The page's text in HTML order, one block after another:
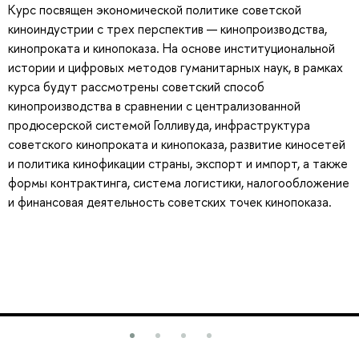
Курс посвящен экономической политике советской
киноиндустрии с трех перспектив — кинопроизводства,
кинопроката и кинопоказа. На основе институциональной
истории и цифровых методов гуманитарных наук, в рамках
курса будут рассмотрены советский способ
кинопроизводства в сравнении с централизованной
продюсерской системой Голливуда, инфраструктура
советского кинопроката и кинопоказа, развитие киносетей
и политика кинофикации страны, экспорт и импорт, а также
формы контрактинга, система логистики, налогообложение
и финансовая деятельность советских точек кинопоказа.